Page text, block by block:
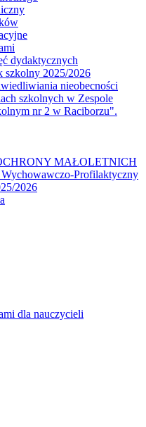
dydaktycznych
szkolny 2025/2026
nieobecności
szkolnych w Zespole
nr 2 w Raciborzu".
MAŁOLETNICH
Profilaktyczny
2026
dla nauczycieli